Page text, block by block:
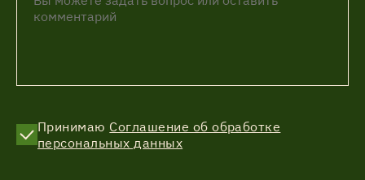
Принимаю Соглашение об обработке
персональных данных